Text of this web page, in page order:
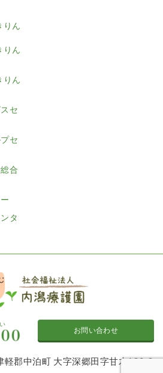
りん
りん
りん
セ
セ
合
タ
お問い合わせ
郡中泊町 大字深郷田字甘木120-2